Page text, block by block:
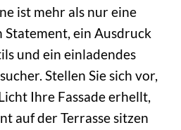
ist mehr als nur eine
Statement, ein Ausdruck
und ein einladendes
Stellen Sie sich vor,
Ihre Fassade erhellt,
auf der Terrasse sitzen